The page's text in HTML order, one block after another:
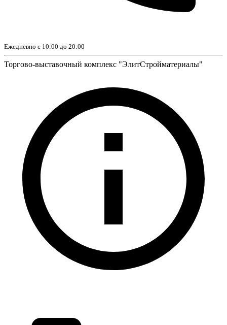
Ежедневно с 10:00 до 20:00
Торгово-выставочный комплекс "ЭлитСтройматериалы"